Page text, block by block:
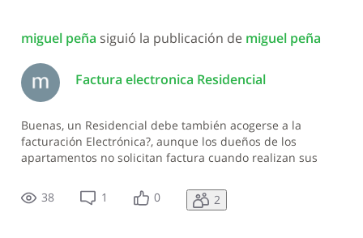
miguel peña siguió la publicación de miguel peña
Factura electronica Residencial
Buenas, un Residencial debe también acogerse a la
facturación Electrónica?, aunque los dueños de los
apartamentos no solicitan factura cuando realizan sus
38
1 0 2